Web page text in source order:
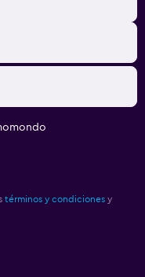
términos y condiciones y